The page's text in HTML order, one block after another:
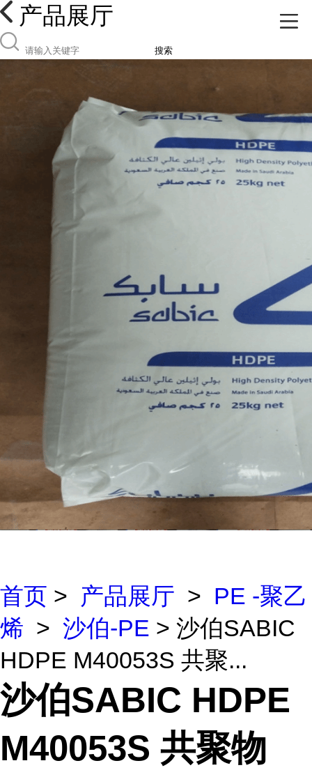
产品展厅
搜索
首页 > 产品展厅 > PE -聚乙
烯 > 沙伯-PE > 沙伯SABIC
HDPE M40053S 共聚...
沙伯SABIC HDPE
M40053S 共聚物